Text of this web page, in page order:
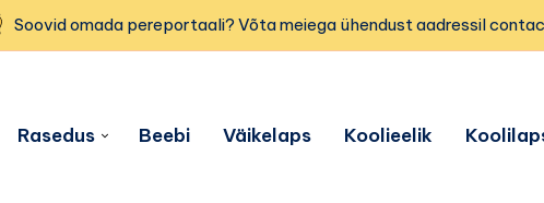
Soovid omada pereportaali? Võta meiega ühendust aadressil
Rasedus Beebi Väikelaps Koolieelik